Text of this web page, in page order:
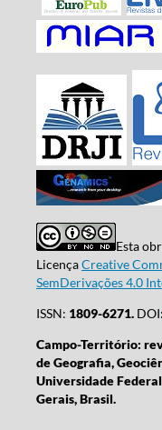
Esta
LicençaCreative
SemDerivações 4.0
ISSN: 1809-6271.DOI:
Campo-Território:
de Geografia,
Universidade
Gerais, Brasil.